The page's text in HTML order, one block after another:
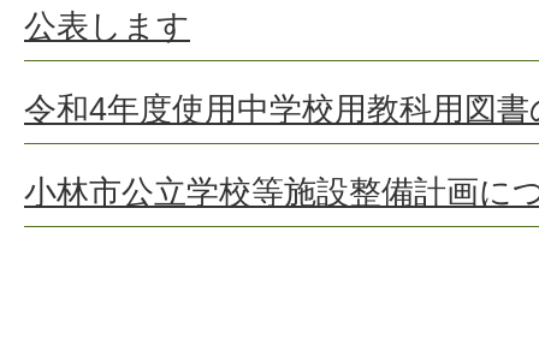
公表します
令和4年度使用中学校用教科用図
小林市公立学校等施設整備計画に